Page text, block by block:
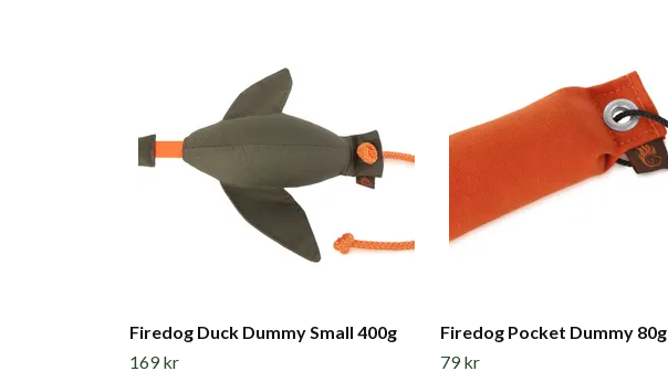
Firedog Duck Dummy Small 400g
169 kr
Firedog Pocket Dummy 80g
79 kr